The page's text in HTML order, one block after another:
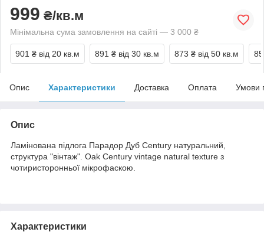
999 ₴/кв.м
Мінімальна сума замовлення на сайті — 3 000 ₴
901 ₴ від 20 кв.м 891 ₴ від 30 кв.м 873 ₴ від 50 кв.м
Опис Характеристики Доставка Оплата Умови
Опис
Ламінована підлога Парадор Дуб Century натуральний,
структура "вінтаж". Oak Century vintage natural texture з
чотиристоронньої мікрофаскою.
Характеристики